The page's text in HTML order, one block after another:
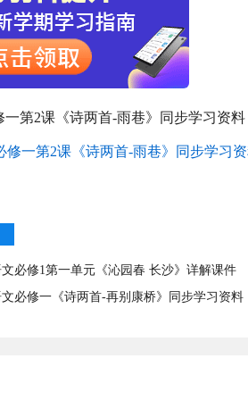
一第2课《诗两首-雨巷》同步学习资料
修一第2课《诗两首-雨巷》同步学习
必修1第一单元《沁园春 长沙》详解课件
必修一《诗两首-再别康桥》同步学习资料